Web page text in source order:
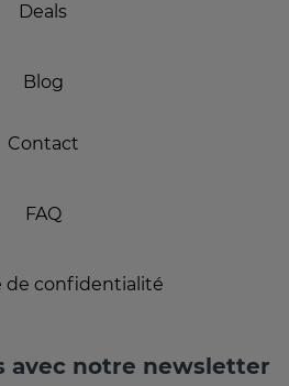
Deals
Blog
Contact
FAQ
de confidentialité
avec notre newsletter